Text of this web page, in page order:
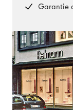
Garantie